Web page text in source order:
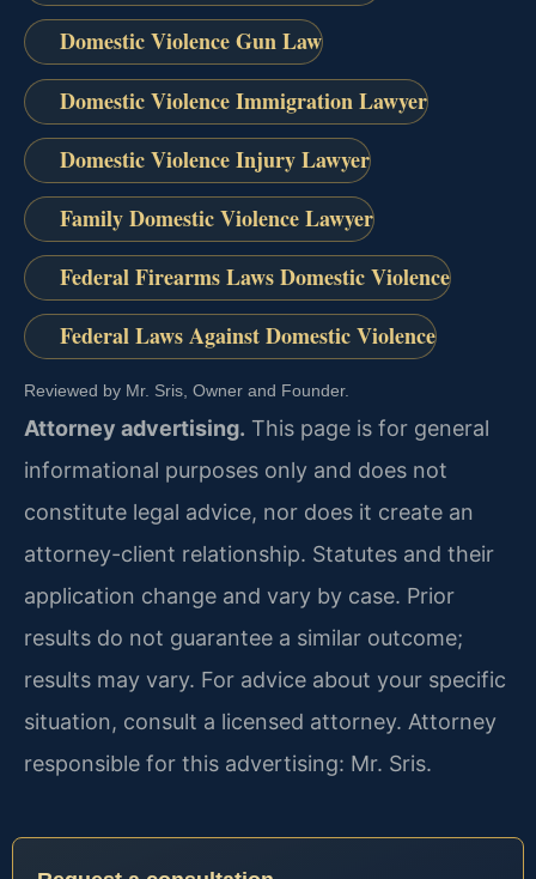
Domestic Violence Gun Law
Domestic Violence Immigration Lawyer
Domestic Violence Injury Lawyer
Family Domestic Violence Lawyer
Federal Firearms Laws Domestic Violence
Federal Laws Against Domestic Violence
Reviewed by Mr. Sris, Owner and Founder.
Attorney advertising. This page is for general
informational purposes only and does not
constitute legal advice, nor does it create an
attorney-client relationship. Statutes and their
application change and vary by case. Prior
results do not guarantee a similar outcome;
results may vary. For advice about your specific
situation, consult a licensed attorney. Attorney
responsible for this advertising: Mr. Sris.